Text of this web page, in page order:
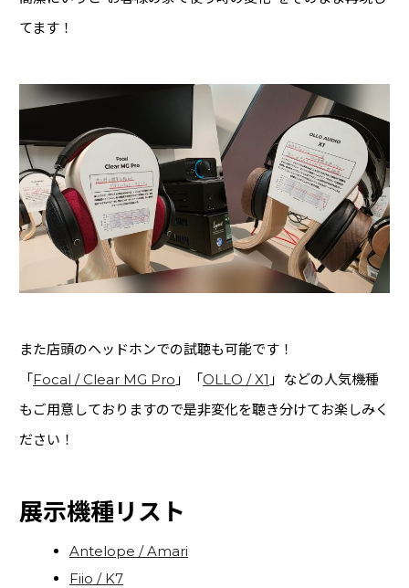
てます！
また店頭のヘッドホンでの試聴も可能です！
「Focal / Clear MG Pro 」「OLLO / X1 」などの人気機種
もご用意しておりますので是非変化を聴き分けてお楽しみく
ださい！
展示機種リスト
Antelope / Amari
Fiio / K7